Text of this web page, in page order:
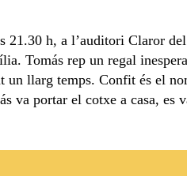
h, a l’auditori Claror
Tomás rep un regal
un llarg temps. Confit és el
va portar el cotxe a casa, es